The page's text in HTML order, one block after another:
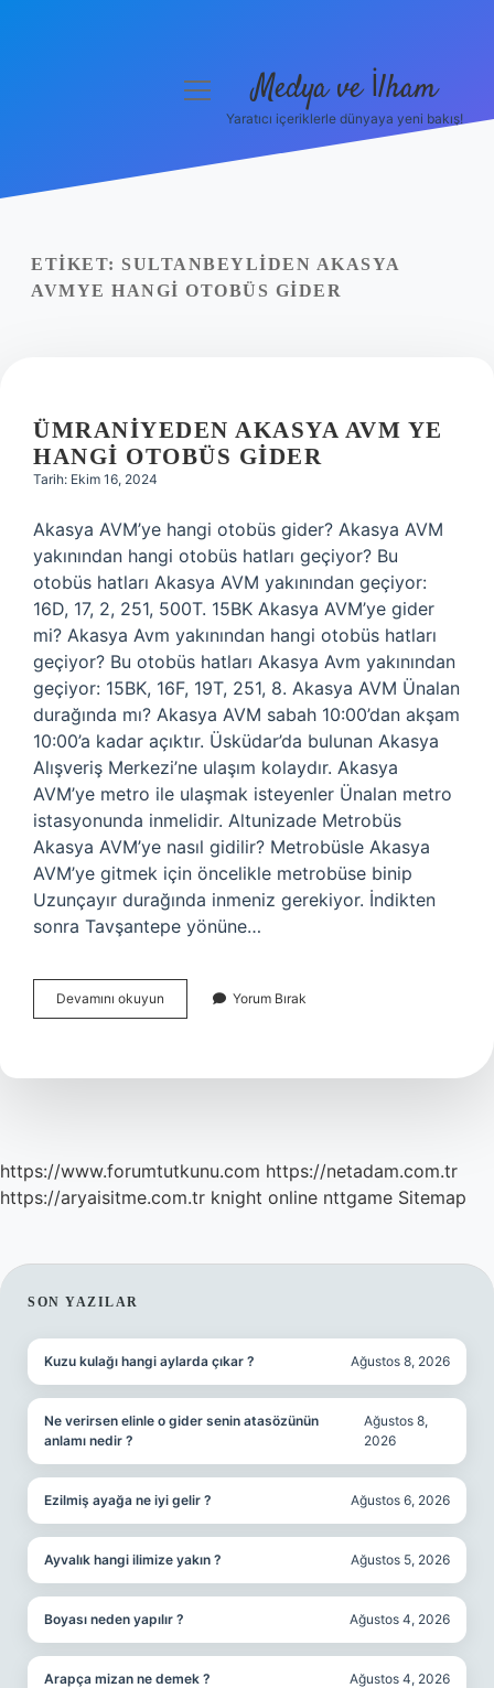
Yasal Uyarı
menüyüMedya ve İlham
Yaratıcı içeriklerle dünyaya yeni bakış!
ETIKET: SULTANBEYLIDEN AKASYA
AVMYE HANGI OTOBÜS GIDER
ÜMRANIYEDEN AKASYA AVM YE
HANGI OTOBÜS GIDER
Tarih: Ekim 16, 2024
Akasya AVM’ye hangi otobüs gider? Akasya AVM
yakınından hangi otobüs hatları geçiyor? Bu
otobüs hatları Akasya AVM yakınından geçiyor:
16D, 17, 2, 251, 500T. 15BK Akasya AVM’ye gider
mi? Akasya Avm yakınından hangi otobüs hatları
geçiyor? Bu otobüs hatları Akasya Avm yakınından
geçiyor: 15BK, 16F, 19T, 251, 8. Akasya AVM Ünalan
durağında mı? Akasya AVM sabah 10:00’dan akşam
10:00’a kadar açıktır. Üsküdar’da bulunan Akasya
Alışveriş Merkezi’ne ulaşım kolaydır. Akasya
AVM’ye metro ile ulaşmak isteyenler Ünalan metro
istasyonunda inmelidir. Altunizade Metrobüs
Akasya AVM’ye nasıl gidilir? Metrobüsle Akasya
AVM’ye gitmek için öncelikle metrobüse binip
Uzunçayır durağında inmeniz gerekiyor. İndikten
sonra Tavşantepe yönüne…
Devamını okuyun Ümraniyeden
Akasya
Hangi
Yorum Bırak
https://www.forumtutkunu.com https://netadam.com.tr
https://aryaisitme.com.tr knight online nttgame Sitemap
SIDEBAR
SON YAZILAR
Kuzu kulağı hangi aylarda çıkar ? Ağustos 8, 2026
Ne verirsen elinle o gider senin atasözünün
anlamı nedir ?
Ağustos 8,
2026
Ezilmiş ayağa ne iyi gelir ? Ağustos 6, 2026
Ayvalık hangi ilimize yakın ? Ağustos 5, 2026
Boyası neden yapılır ? Ağustos 4, 2026
Arapça mizan ne demek ? Ağustos 4, 2026